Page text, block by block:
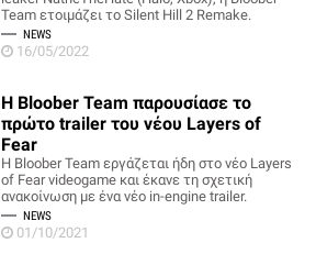
Team ετοιμάζει το Silent Hill 2 Remake.
NEWS
16/05/2022
Η Bloober Team παρουσίασε το
πρώτο trailer του νέου Layers of
Fear
Η Bloober Team εργάζεται ήδη στο νέο Layers
of Fear videogame και έκανε τη σχετική
ανακοίνωση με ένα νέο in-engine trailer.
NEWS
01/10/2021